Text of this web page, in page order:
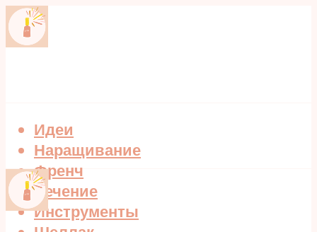
Идеи
Наращивание
Френч
Лечение
Инструменты